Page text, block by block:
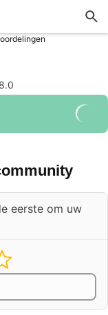
eerste om uw